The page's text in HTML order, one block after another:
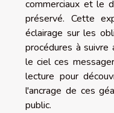
commerciaux et le
préservé. Cette
éclairage sur les
procédures à suivre
le ciel ces
lecture pour
l'ancrage de ces
public.